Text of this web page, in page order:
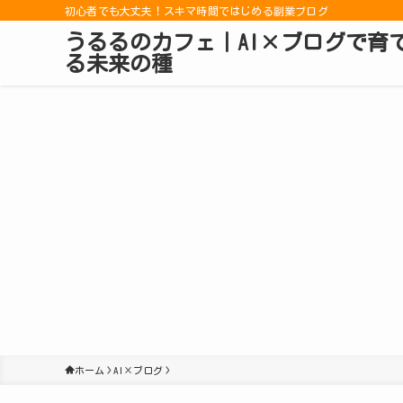
初心者でも大丈夫！スキマ時間ではじめる副業ブログ
うるるのカフェ｜AI×ブログで育
る未来の種
ホーム AI×ブログ